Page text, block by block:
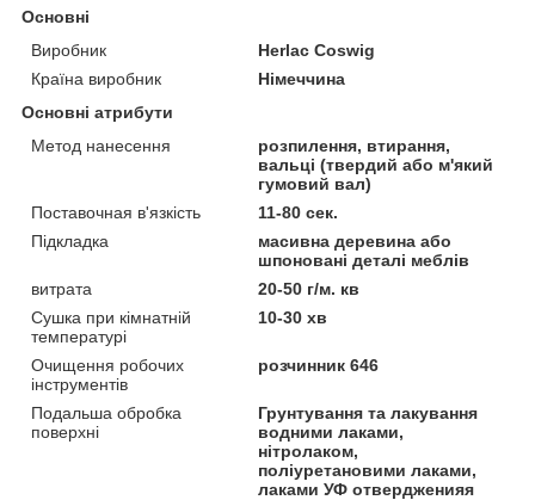
Основні
Виробник
Herlac Coswig
Країна виробник
Німеччина
Основні атрибути
Метод нанесення
розпилення, втирання,
вальці (твердий або м'який
гумовий вал)
Поставочная в'язкість
11-80 сек.
Підкладка
масивна деревина або
шпоновані деталі меблів
витрата
20-50 г/м. кв
Сушка при кімнатній
температурі
10-30 хв
Очищення робочих
інструментів
розчинник 646
Подальша обробка
поверхні
Грунтування та лакування
водними лаками,
нітролаком,
поліуретановими лаками,
лаками УФ отвердженияя